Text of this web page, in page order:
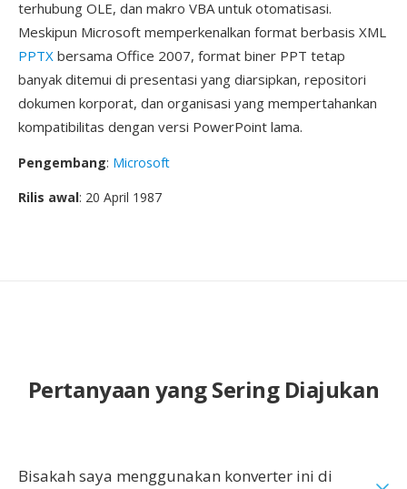
terhubung OLE, dan makro VBA untuk otomatisasi.
Meskipun Microsoft memperkenalkan format berbasis XML
PPTX bersama Office 2007, format biner PPT tetap
banyak ditemui di presentasi yang diarsipkan, repositori
dokumen korporat, dan organisasi yang mempertahankan
kompatibilitas dengan versi PowerPoint lama.
Pengembang: Microsoft
Rilis awal: 20 April 1987
Pertanyaan yang Sering Diajukan
Bisakah saya menggunakan konverter ini di